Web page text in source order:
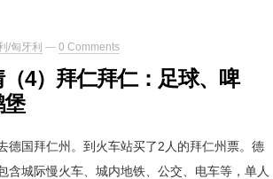
/匈牙利 — 0 Comments
4）拜仁拜仁：足球、啤
堡
德国拜仁州。到火车站买了2人的拜仁州票。德
含城际慢火车、城内地铁、公交、电车等，单人